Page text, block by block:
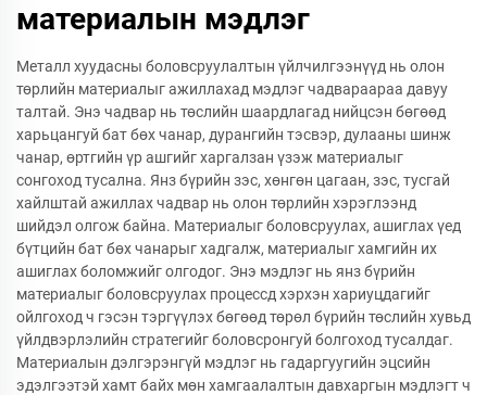
материалын мэдлэг
Металл хуудасны боловсруулалтын үйлчилгээнүүд нь олон
төрлийн материалыг ажиллахад мэдлэг чадвараараа давуу
талтай. Энэ чадвар нь төслийн шаардлагад нийцсэн бөгөөд
харьцангуй бат бөх чанар, дурангийн тэсвэр, дулааны шинж
чанар, өртгийн үр ашгийг харгалзан үзэж материалыг
сонгоход тусална. Янз бүрийн зэс, хөнгөн цагаан, зэс, тусгай
хайлштай ажиллах чадвар нь олон төрлийн хэрэглээнд
шийдэл олгож байна. Материалыг боловсруулах, ашиглах үед
бүтцийн бат бөх чанарыг хадгалж, материалыг хамгийн их
ашиглах боломжийг олгодог. Энэ мэдлэг нь янз бүрийн
материалыг боловсруулах процессд хэрхэн хариуцдагийг
ойлгоход ч гэсэн тэргүүлэх бөгөөд төрөл бүрийн төслийн хувьд
үйлдвэрлэлийн стратегийг боловсронгуй болгоход тусалдаг.
Материалын дэлгэрэнгүй мэдлэг нь гадаргуугийн эцсийн
эдэлгээтэй хамт байх мөн хамгаалалтын давхаргын мэдлэгт ч